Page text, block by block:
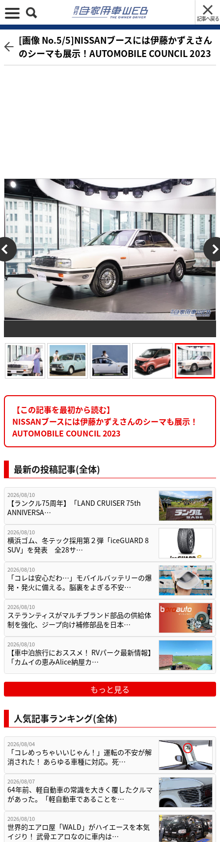
記事へ戻る
[画像 No.5/5]NISSANブースには伊藤かずえさん
のシーマも展示！AUTOMOBILE COUNCIL 2023
【この記事を最初から読む】
NISSANブースには伊藤かずえさんのシーマも展示！
AUTOMOBILE COUNCIL 2023
最新の投稿記事(全体)
2026/08/10
【ランクル75周年】「LAND CRUISER 75th
ANNIVERSA…
2026/08/10
横浜ゴム、冬テック採用第２弾「iceGUARD 8
SUV」を発表 全28サ…
2026/08/10
「コレは安心だわ…」モバイルバッテリーの爆
発・発火に備える。脳裏をよぎる不安…
2026/08/10
ステランティスがマルチブランド部品の供給体
制を強化、ジープ向け補修部品を日本…
2026/08/10
【車中泊旅行におススメ！ RVパーク最新情報】
「カムイの恵みAlice納屋カ…
もっと見る
人気記事ランキング(全体)
2026/08/04
「コレめっちゃいいじゃん！」運転の不安が解
消された！ あらゆる車種に対応。死…
2026/08/07
64年前、軽自動車の常識を大きく覆したクルマ
があった。「軽自動車であることを…
2026/08/10
世界的エアロ屋「WALD」がハイエースを本気
イジり！ 武骨エアロなのに車内は…